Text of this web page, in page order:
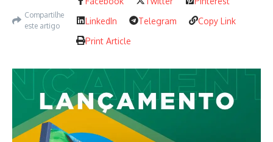
Compartilhe
este artigo
LinkedIn
Telegram
Copy Link
Print Article